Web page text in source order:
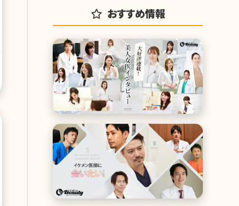
おすすめ情報